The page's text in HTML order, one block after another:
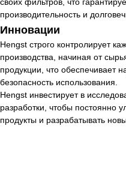
производительность и
Инновации
Hengst строго контролирует
производства, начиная от
продукции, что обеспечивает
безопасность использования.
Hengst инвестирует в
разработки, чтобы постоянно
продукты и разрабатывать